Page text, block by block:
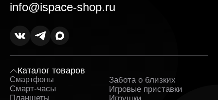
info@ispace-shop.ru
Каталог товаров
Смартфоны
Смарт-часы
Планшеты
Забота о близких
Игровые приставки